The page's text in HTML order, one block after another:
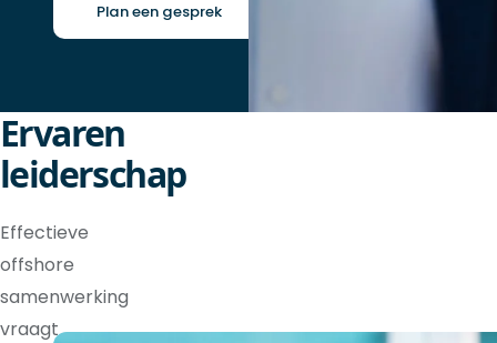
Plan een gesprek
Ervaren
leiderschap
Effectieve
offshore
samenwerking
vraagt